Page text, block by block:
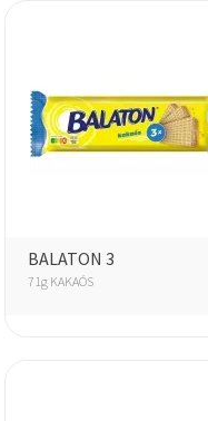
BALATON 3
71g KAKAÓS